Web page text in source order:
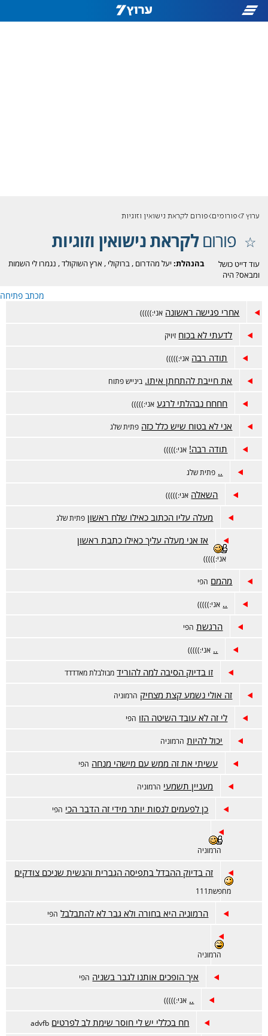
ערוץ 7 פורומים פורום לקראת נישואין וזוגיות
פורוםלקראת נישואין וזוגיות
בהנהלת: יעל מהדרום ,ברוקולי , ארץ השוקולד, נגמרו לי השמות
עוד דייט כושל
ומבאס? היה
טוב? זה המקום.
מכתב פתיחה
אחרי פגישה ראשונה אני:)))))
לדעתי לא בכוח זיויק
תודה רבה אני:)))))
את חייבת להתחתן איתו. בינייש פתוח
חחחח נבהלתי לרגע אני:)))))
אני לא בטוח שיש כלל כזה פתית שלג
תודה רבה! אני:)))))
.. פתית שלג
השאלה אני:)))))
מעלה עליו הכתוב כאילו שלח ראשון פתית שלג
אז אני מעלה עליך כאילו כתבת ראשון
אני:)))))
מהמם הפי
.. אני:)))))
הרגשת הפי
.. אני:)))))
זו בדיוק הסיבה למה להוריד מבולבלת מאדדדד
זה אולי נשמע קצת מצחיק הרמוניה
לי זה לא עובד השיטה הזו הפי
יכול להיות הרמוניה
עשיתי את זה ממש עם מישהי מנחה הפי
מעניין תשמעי הרמוניה
כן לפעמים לנסות יותר מידי זה הדבר הכי הפי
הרמוניה
זה בדיוק ההבדל בתפיסה הגברית והנשית שניכם צודקים
מחפשת111
הרמוניה היא בחורה ולא גבר לא להתבלבל הפי
הרמוניה
איך הופכים אותנו לגבר בשניה הפי
.. אני:)))))
חח בכללי יש לי חוסר שימת לב לפרטים advfb